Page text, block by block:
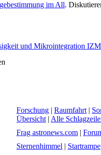
im All.
und Mikrointegration IZM
Forschung | Raumfahrt |
Übersicht | Alle
Frag astronews.com |
Sternenhimmel | Startrampe